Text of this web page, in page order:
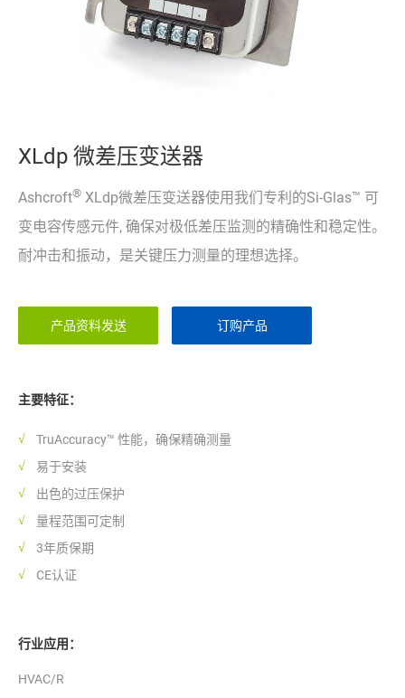
XLdp 微差压变送器
Ashcroft® XLdp微差压变送器使用我们专利的Si-Glas™ 可
变电容传感元件, 确保对极低差压监测的精确性和稳定性。
耐冲击和振动，是关键压力测量的理想选择。
产品资料发送 订购产品
主要特征：
TruAccuracy™ 性能，确保精确测量
易于安装
出色的过压保护
量程范围可定制
3年质保期
CE认证
行业应用：
HVAC/R